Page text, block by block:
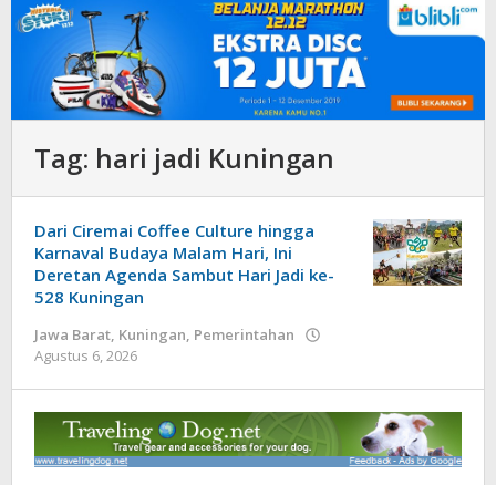
Tag: hari jadi Kuningan
Dari Ciremai Coffee Culture hingga
Karnaval Budaya Malam Hari, Ini
Deretan Agenda Sambut Hari Jadi ke-
528 Kuningan
Jawa Barat, Kuningan, Pemerintahan
Agustus 6, 2026